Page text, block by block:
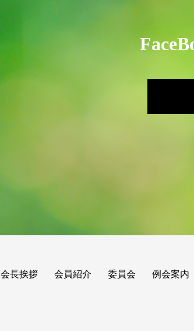
会長挨拶 会員紹介 委員会 例会案内